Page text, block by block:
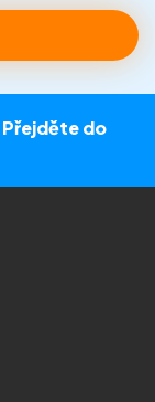
Přejděte do